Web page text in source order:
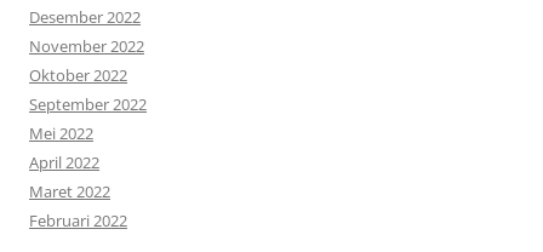
Desember 2022
November 2022
Oktober 2022
September 2022
Mei 2022
April 2022
Maret 2022
Februari 2022